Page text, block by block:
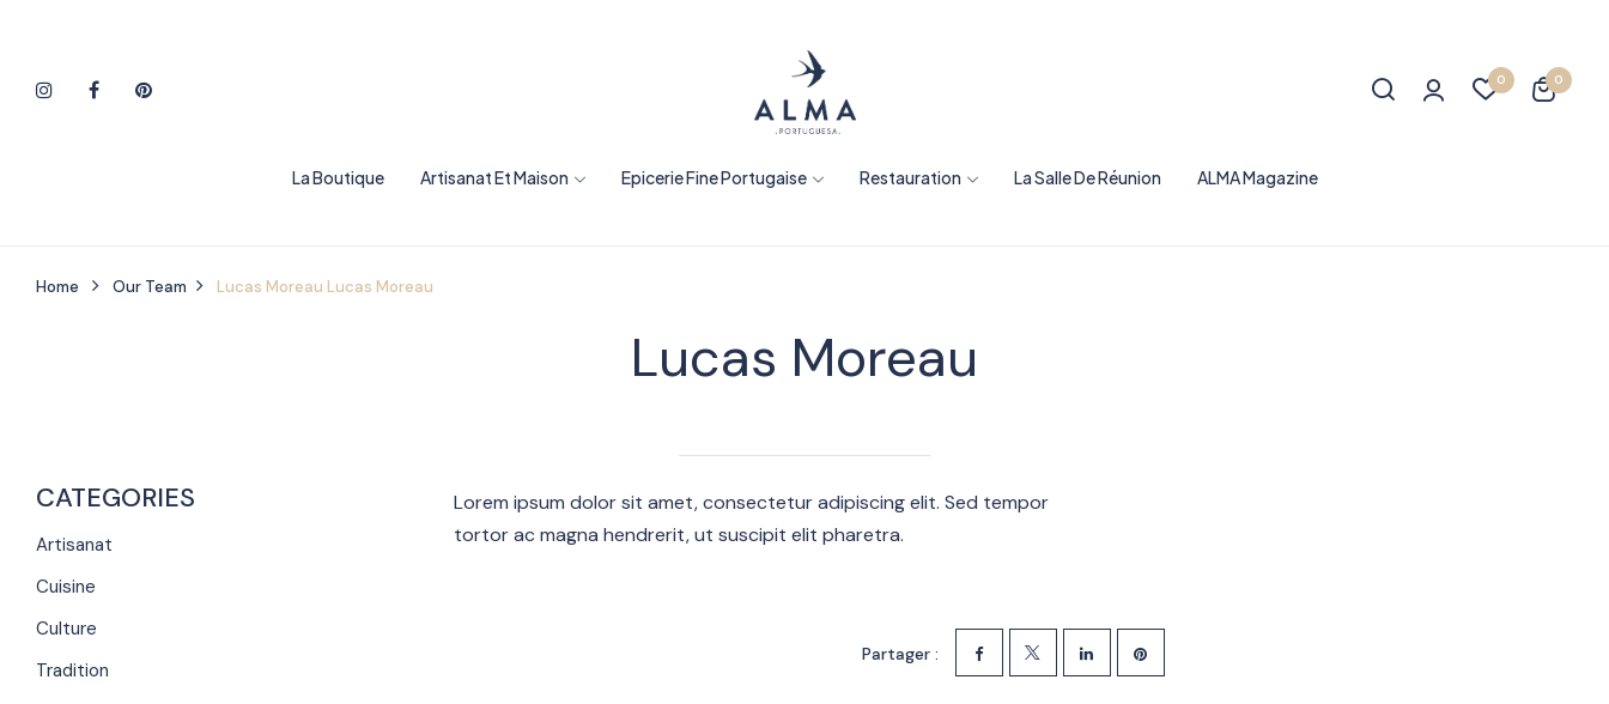
0 0
La Boutique Artisanat Et Maison Epicerie Fine Portugaise Restauration La Salle De Réunion ALMA Magazine
Home Our Team Lucas Moreau Lucas Moreau
Lucas Moreau
CATEGORIES
Artisanat
Cuisine
Culture
Tradition
Lorem ipsum dolor sit amet, consectetur adipiscing elit. Sed tempor
tortor ac magna hendrerit, ut suscipit elit pharetra.
Partager :